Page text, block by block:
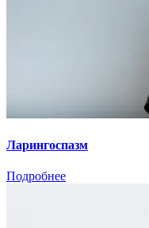
Ларингоспазм
Подробнее